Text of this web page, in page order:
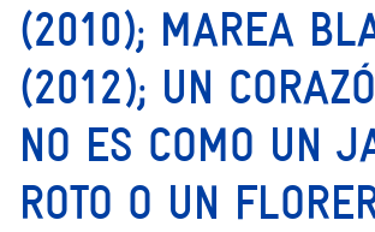
(2010); MAREA
(2012); UN
NO ES COMO UN
ROTO O UN